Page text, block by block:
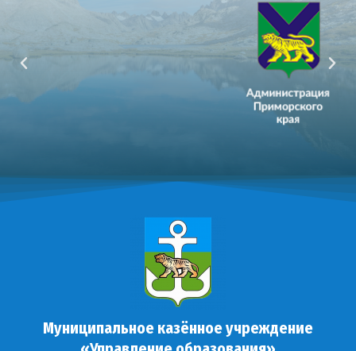
Муниципальное казённое учреждение